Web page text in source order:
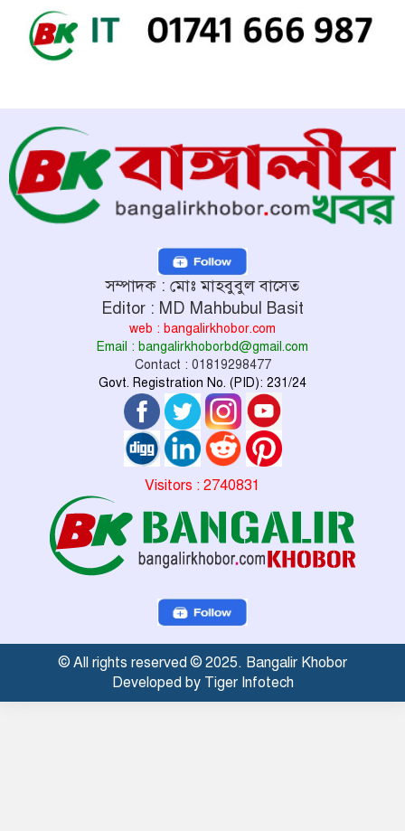
সম্পাদক : মোঃ মাহবুবুল বাসেত
Editor : MD Mahbubul Basit
web : bangalirkhobor.com
Email : bangalirkhoborbd@gmail.com
Contact : 01819298477
Govt. Registration No. (PID): 231/24
Visitors : 2740831
© All rights reserved © 2025. Bangalir Khobor
Developed by Tiger Infotech